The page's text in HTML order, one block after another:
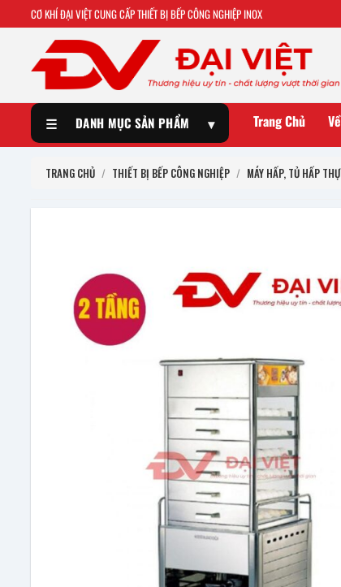
CƠ KHÍ ĐẠI VIỆT CUNG CẤP THIẾT BỊ BẾP CÔNG NGHIỆP INOX
☰ DANH MỤC SẢN PHẨM ▾ Trang Chủ
TRANG CHỦ / THIẾT BỊ BẾP CÔNG NGHIỆP / MÁY HẤP, TỦ HẤP